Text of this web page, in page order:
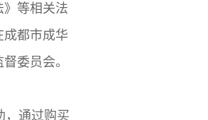
》等相关法
成都市成华
委员会。
，通过购买